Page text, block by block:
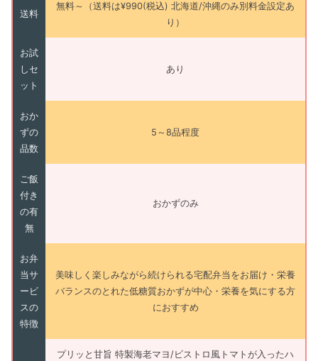
送料
無料～（送料は¥990(税込) 北海道/沖縄のみ別料金設定あ
り）
お試
しセ
ット
あり
おか
ずの
品数
5～8品程度
ご飯
付き
の有
無
おかずのみ
お弁
当サ
ービ
スの
特徴
美味しく楽しみながら続けられる宅配弁当をお届け・栄養
バランスのとれた低糖質おかずが中心・栄養を気にする方
におすすめ
プリッと甘旨 特製海老マヨ/ビストロ風トマトが入ったハ